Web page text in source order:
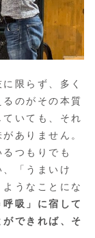
限らず、多く
のがその本質
いても、それ
ありません。
つもりでも
「うまいけ
うなことにな
吸」に宿して
ができれば、そ